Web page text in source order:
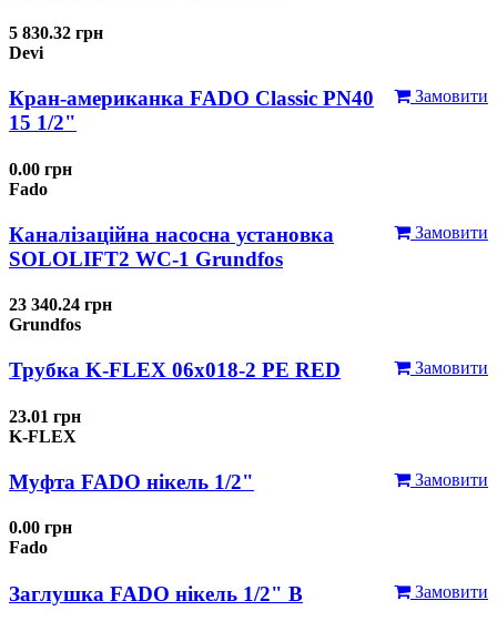
5 830.32 грн
Devi
Замовити
Кран-американка FADO Classic PN40
15 1/2"
0.00 грн
Fado
Замовити
Каналізаційна насосна установка
SOLOLIFT2 WC-1 Grundfos
23 340.24 грн
Grundfos
Замовити
Трубка K-FLEX 06x018-2 РЕ RED
23.01 грн
K-FLEX
Замовити
Муфта FADO нікель 1/2"
0.00 грн
Fado
Замовити
Заглушка FADO нікель 1/2" В